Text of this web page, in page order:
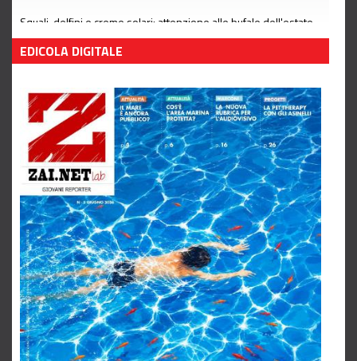
Squali, delfini e creme solari: attenzione alle bufale dell'estate
Leggi tutto
EDICOLA DIGITALE